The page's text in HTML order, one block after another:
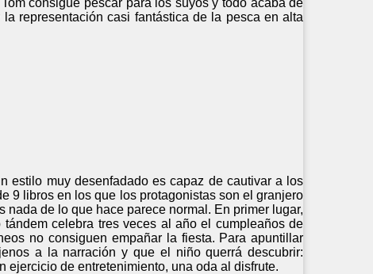
representación casi fantástica de la pesca en alta
estilo muy desenfadado es capaz de cautivar a los
9 libros en los que los protagonistas son el granjero
de lo que hace parece normal. En primer lugar,
celebra tres veces al año el cumpleaños de
no consiguen empañar la fiesta. Para apuntillar
a la narración y que el niño querrá descubrir:
ejercicio de entretenimiento, una oda al disfrute.